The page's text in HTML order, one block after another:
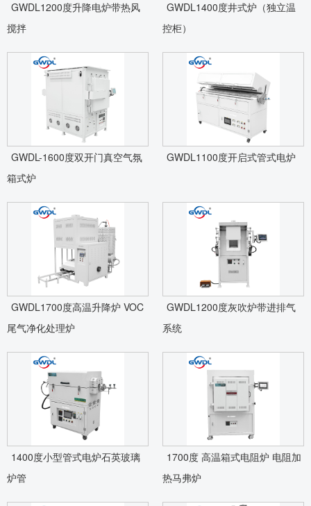
GWDL1200度升降电炉带热风
搅拌
GWDL1400度井式炉（独立温
控柜）
GWDL-1600度双开门真空气氛
箱式炉
GWDL1100度开启式管式电炉
GWDL1700度高温升降炉 VOC
尾气净化处理炉
GWDL1200度灰吹炉带进排气
系统
1400度小型管式电炉石英玻璃
炉管
1700度 高温箱式电阻炉 电阻加
热马弗炉